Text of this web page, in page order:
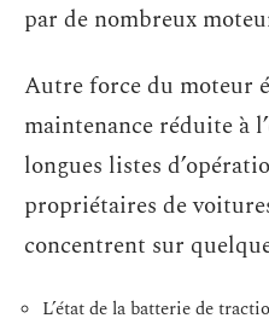
par de nombreux
Autre force du moteur
maintenance réduite à
longues listes
propriétaires de
concentrent sur
L’état de la batterie de